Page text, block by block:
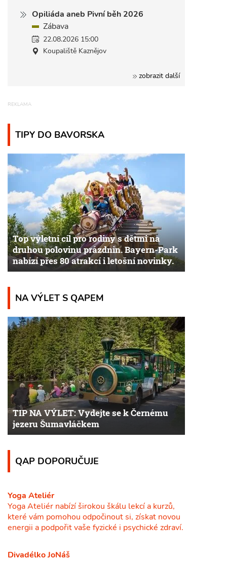
Opiliáda aneb Pivní běh 2026
Zábava
22.08.2026 15:00
Koupaliště Kaznějov
zobrazit další
TIPY DO BAVORSKA
Top výletní cíl pro rodiny s dětmi na
druhou polovinu prázdnin. Bayern-Park
nabízí přes 80 atrakcí i letošní novinky.
NA VÝLET S QAPEM
TIP NA VÝLET: Vydejte se k Černému
jezeru Šumavláčkem
QAP DOPORUČUJE
Yoga Ateliér
Yoga Ateliér nabízí širokou škálu lekcí a kurzů,
které vám pomohou odpočinout si, získat novou
energii a podpořit vaše fyzické i psychické zdraví.
Divadélko JoNáš